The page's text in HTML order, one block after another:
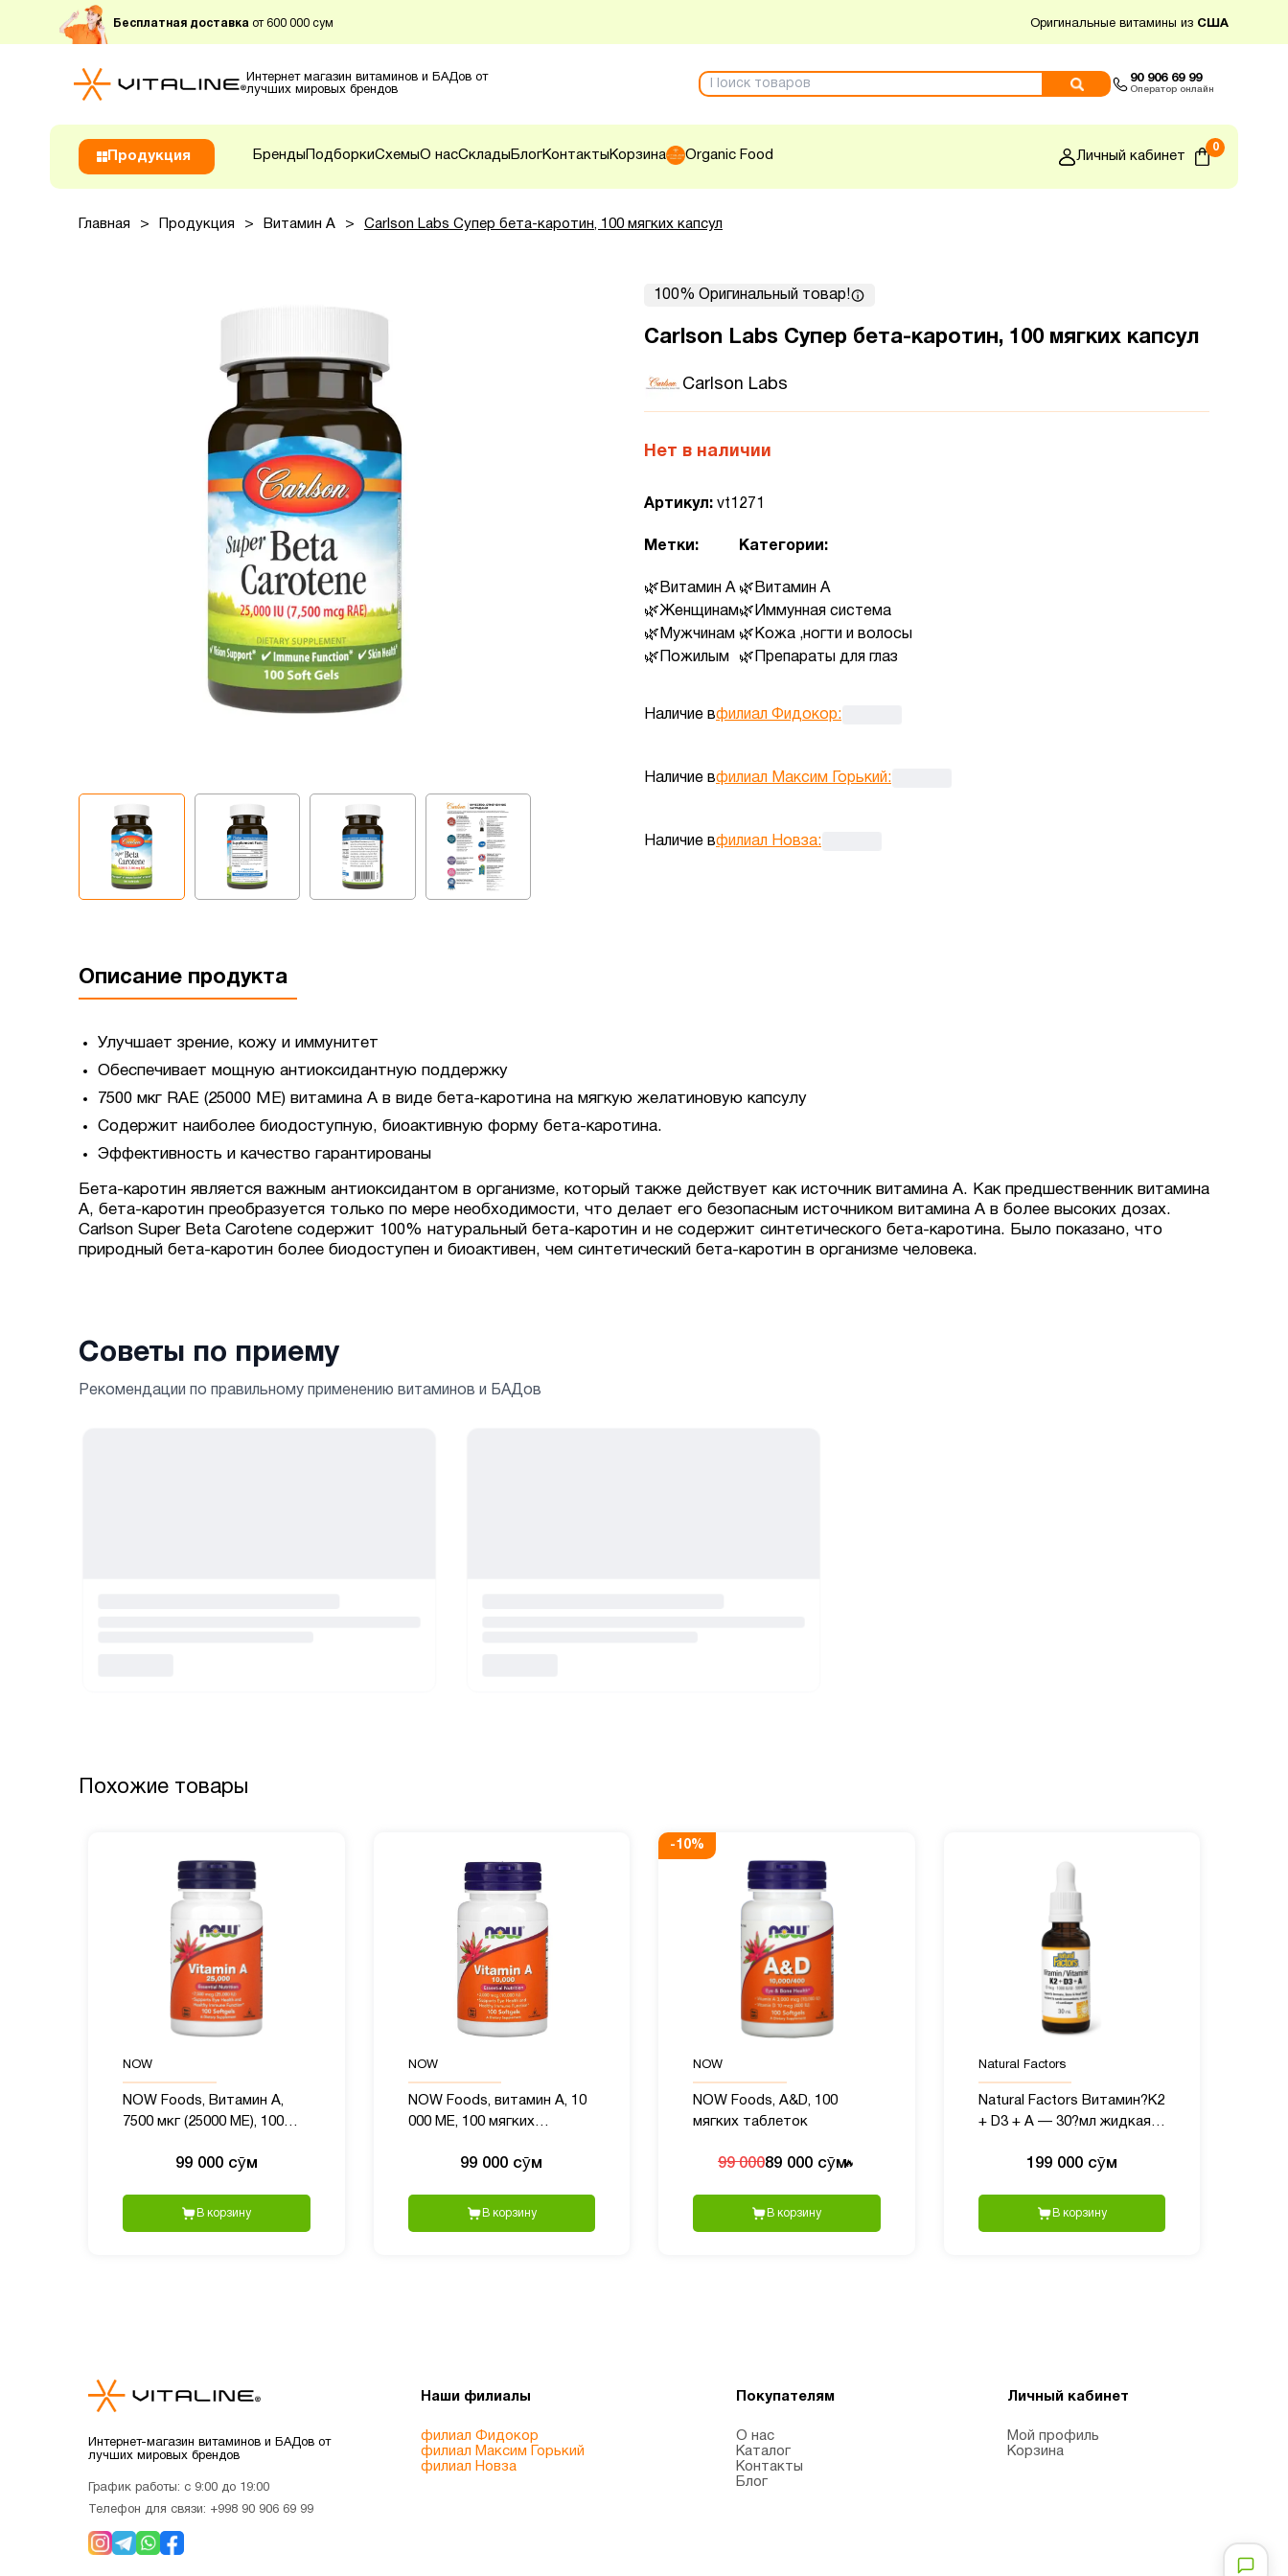
Бесплатная доставка от 600 000 сум Оригинальные витамины из США
Интернет магазин витаминов и БАДов от
лучших мировых брендов
90 906 69 99
Оператор онлайн
Продукция Бренды ПодборкиСхемыО насСклады БлогКонтакты Корзина Organic Food Личный кабинет
0
Главная > Продукция > Витамин А > Carlson Labs Супер бета-каротин, 100 мягких капсул
100% Оригинальный товар!
Carlson Labs Супер бета-каротин, 100 мягких капсул
Carlson Labs
Нет в наличии
Артикул: vt1271
Метки:
Витамин А
Женщинам
Мужчинам
Пожилым
Категории:
Витамин А
Иммунная система
Кожа ,ногти и волосы
Препараты для глаз
Наличие вфилиал Фидокор:
Наличие вфилиал Максим Горький :
Наличие вфилиал Новза:
Описание продукта
Улучшает зрение, кожу и иммунитет
Обеспечивает мощную антиоксидантную поддержку
7500 мкг RAE (25000 МЕ) витамина А в виде бета-каротина на мягкую желатиновую капсулу
Содержит наиболее биодоступную, биоактивную форму бета-каротина.
Эффективность и качество гарантированы
Бета-каротин является важным антиоксидантом в организме, который также действует как источник витамина А. Как предшественник витамина
А, бета-каротин преобразуется только по мере необходимости, что делает его безопасным источником витамина А в более высоких дозах.
Carlson Super Beta Carotene содержит 100% натуральный бета-каротин и не содержит синтетического бета-каротина. Было показано, что
природный бета-каротин более биодоступен и биоактивен, чем синтетический бета-каротин в организме человека.
Советы по приему
Рекомендации по правильному применению витаминов и БАДов
Похожие товары
NOW
NOW Foods, Витамин A,
7500 мкг (25000 МЕ), 100
99 000 сӯм
В корзину
NOW
NOW Foods, витамин A, 10
000 МЕ, 100 мягких
99 000 сӯм
В корзину
-10%
NOW
NOW Foods, A&D, 100
мягких таблеток
99 00089 000 сӯм🔥
В корзину
Natural Factors
Natural Factors Витамин?K2
+ D3 + A — 30?мл жидкая
199 000 сӯм
В корзину
Интернет-магазин витаминов и БАДов от
лучших мировых брендов
График работы: с 9:00 до 19:00
Телефон для связи: +998 90 906 69 99
Наши филиалы
филиал Фидокор
филиал Максим Горький
филиал Новза
Покупателям
О нас
Каталог
Контакты
Блог
Личный кабинет
Мой профиль
Корзина